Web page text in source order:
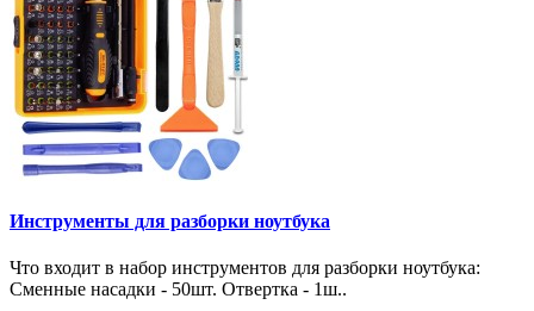
Инструменты для разборки ноутбука
Что входит в набор инструментов для разборки ноутбука:
Сменные насадки - 50шт. Отвертка - 1ш..